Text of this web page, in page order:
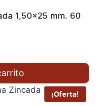
1,50×25 mm. 60
¡Oferta!